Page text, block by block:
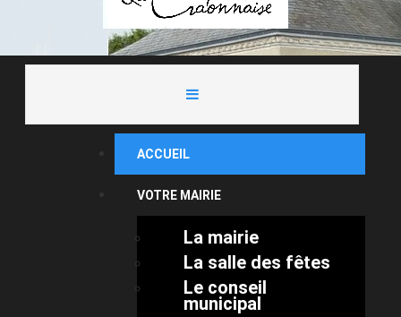
ACCUEIL
VOTRE MAIRIE
La mairie
La salle des fêtes
Le conseil
municipal